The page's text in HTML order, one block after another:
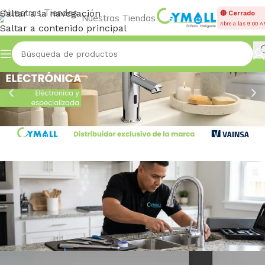
Saltar a la navegación
Saltar a contenido principal
Nuestras Tiendas 🔴 Cerrado
Abre a las 9:00